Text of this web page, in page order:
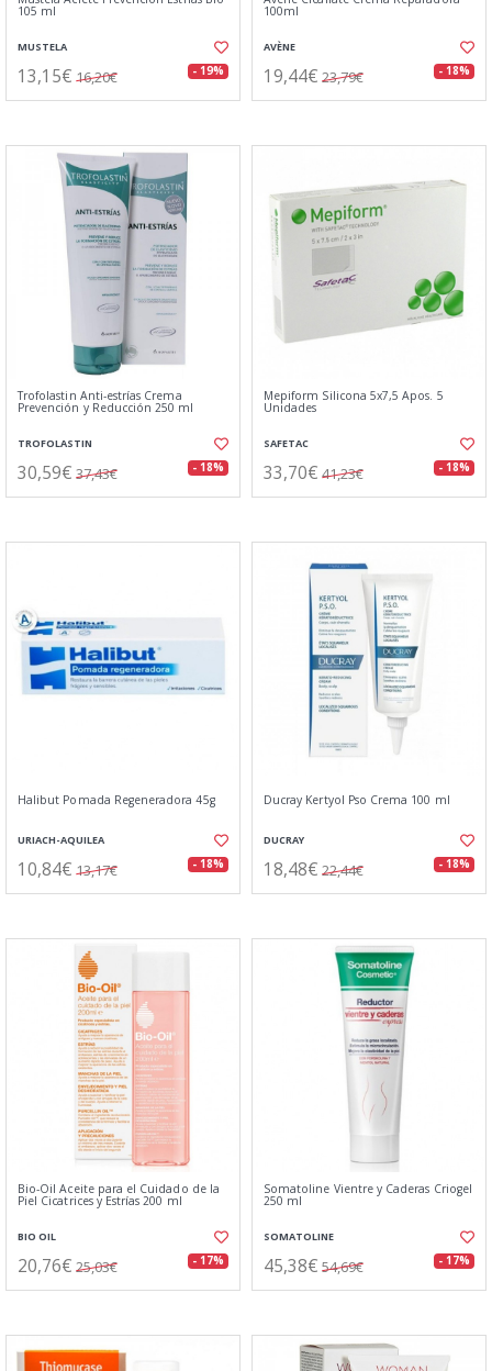
105 ml
MUSTELA
13,15€ 16,20€ - 19%
100ml
AVÈNE
19,44€ 23,79€ - 18%
Trofolastin Anti-estrías Crema
Prevención y Reducción 250 ml
TROFOLASTIN
30,59€ 37,43€ - 18%
Mepiform Silicona 5x7,5 Apos. 5
Unidades
SAFETAC
33,70€ 41,23€ - 18%
Halibut Pomada Regeneradora 45g
URIACH-AQUILEA
10,84€ 13,17€ - 18%
Ducray Kertyol Pso Crema 100 ml
DUCRAY
18,48€ 22,44€ - 18%
Bio-Oil Aceite para el Cuidado de la
Piel Cicatrices y Estrías 200 ml
BIO OIL
20,76€ 25,03€ - 17%
Somatoline Vientre y Caderas Criogel
250 ml
SOMATOLINE
45,38€ 54,69€ - 17%